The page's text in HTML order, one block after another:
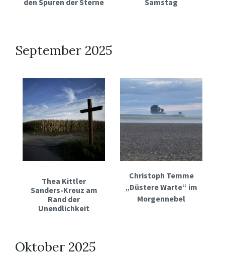
den Spuren der Sterne Samstag
September 2025
Thea Kittler
Sanders-Kreuz am
Rand der
Unendlichkeit
Christoph Temme
„Düstere Warte“ im
Morgennebel
Oktober 2025